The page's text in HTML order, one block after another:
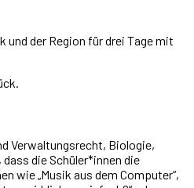
und der Region für drei Tage mit
Verwaltungsrecht, Biologie,
die Schüler*innen die
wie „Musik aus dem Computer“,